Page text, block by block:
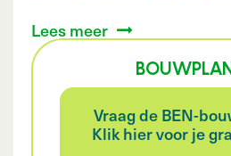
Lees meer
Vraag de BEN-
Klik hier voor je